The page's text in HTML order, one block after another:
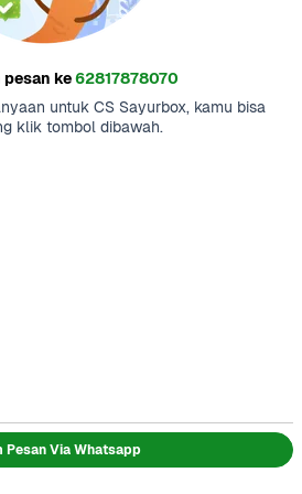
ke62817878070
untuk CS Sayurbox, kamu bisa
klik tombol dibawah.
Pesan Via Whatsapp